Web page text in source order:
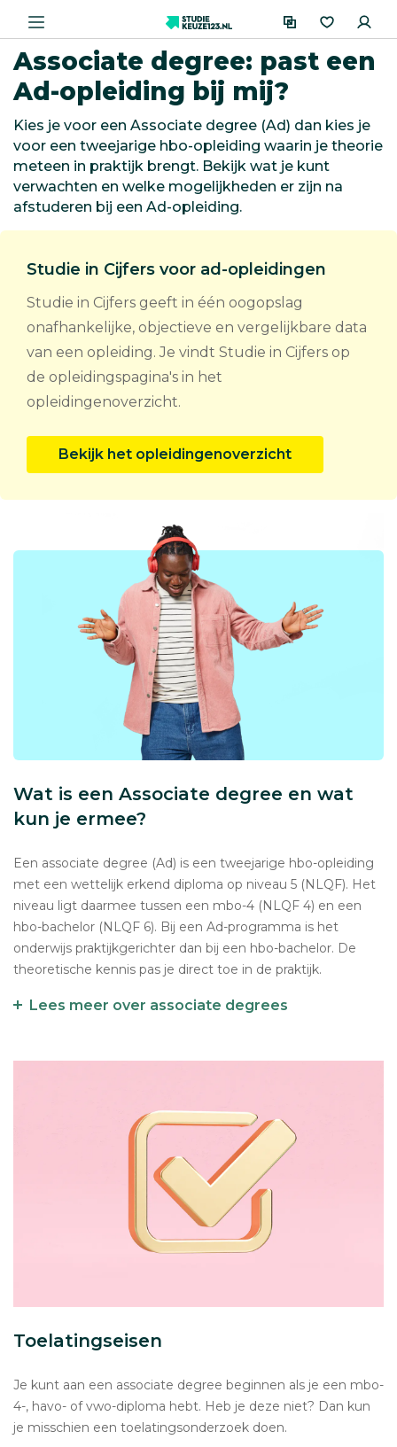
Associate degree: past een
Ad-opleiding bij mij?
Kies je voor een Associate degree (Ad) dan kies je
voor een tweejarige hbo-opleiding waarin je theorie
meteen in praktijk brengt. Bekijk wat je kunt
verwachten en welke mogelijkheden er zijn na
afstuderen bij een Ad-opleiding.
Studie in Cijfers voor ad-opleidingen
Studie in Cijfers geeft in één oogopslag
onafhankelijke, objectieve en vergelijkbare data
van een opleiding. Je vindt Studie in Cijfers op
de opleidingspagina's in het
opleidingenoverzicht.
Bekijk het opleidingenoverzicht
Wat is een Associate degree en wat
kun je ermee?
Een associate degree (Ad) is een tweejarige hbo-opleiding
met een wettelijk erkend diploma op niveau 5 (NLQF). Het
niveau ligt daarmee tussen een mbo-4 (NLQF 4) en een
hbo-bachelor (NLQF 6). Bij een Ad-programma is het
onderwijs praktijkgerichter dan bij een hbo-bachelor. De
theoretische kennis pas je direct toe in de praktijk.
Lees meer over associate degrees
Toelatingseisen
Je kunt aan een associate degree beginnen als je een mbo-
4-, havo- of vwo-diploma hebt. Heb je deze niet? Dan kun
je misschien een toelatingsonderzoek doen.